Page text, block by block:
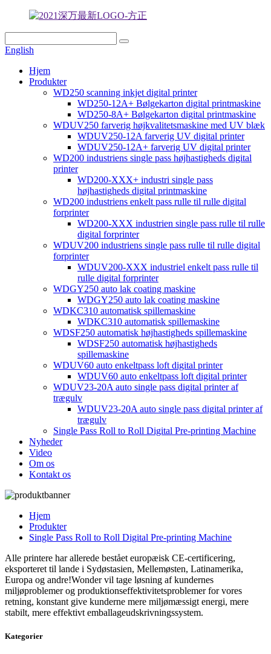
English
Hjem
Produkter
WD250 scanning inkjet digital printer
WD250-12A+ Bølgekarton digital printmaskine
WD250-8A+ Bølgekarton digital printmaskine
WDUV250 farverig højkvalitetsmaskine med UV blæk
WDUV250-12A farverig UV digital printer
WDUV250-12A+ farverig UV digital printer
WD200 industriens single pass højhastigheds digital
printer
WD200-XXX+ industri single pass
højhastigheds digital printmaskine
WD200 industriens enkelt pass rulle til rulle digital
forprinter
WD200-XXX industrien single pass rulle til rulle
digital forprinter
WDUV200 industriens single pass rulle til rulle digital
forprinter
WDUV200-XXX industriel enkelt pass rulle til
rulle digital forprinter
WDGY250 auto lak coating maskine
WDGY250 auto lak coating maskine
WDKC310 automatisk spillemaskine
WDKC310 automatisk spillemaskine
WDSF250 automatisk højhastigheds spillemaskine
WDSF250 automatisk højhastigheds
spillemaskine
WDUV60 auto enkeltpass loft digital printer
WDUV60 auto enkeltpass loft digital printer
WDUV23-20A auto single pass digital printer af
trægulv
WDUV23-20A auto single pass digital printer af
trægulv
Single Pass Roll to Roll Digital Pre-printing Machine
Nyheder
Video
Om os
Kontakt os
Hjem
Produkter
Single Pass Roll to Roll Digital Pre-printing Machine
Alle printere har allerede bestået europæisk CE-certificering,
eksporteret til lande i Sydøstasien, Mellemøsten, Latinamerika,
Europa og andre!Wonder vil tage løsning af kundernes
miljøproblemer og produktionseffektivitetsproblemer for vores
retning, konstant give kunderne mere miljømæssigt energi, mere
stabilt, mere effektivt emballageudskrivningssystem.
Kategorier